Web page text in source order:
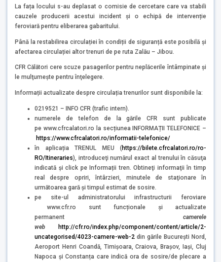
La fața locului s-au deplasat o comisie de cercetare care va stabili
cauzele producerii acestui incident și o echipă de intervenție
feroviară pentru eliberarea gabaritului.
Până la restabilirea circulației în condiții de siguranță este posibilă și
afectarea circulației altor trenuri de pe ruta Zalău – Jibou.
CFR Călători cere scuze pasagerilor pentru neplăcerile întâmpinate şi
le mulţumește pentru înţelegere.
Informații actualizate despre circulația trenurilor sunt disponibile la:
0219521 – INFO CFR (trafic intern).
numerele de telefon de la gările CFR sunt publicate
pe www.cfrcalatori.ro la secțiunea INFORMAȚII TELEFONICE –
https://www.cfrcalatori.ro/informatii-telefonice/
în aplicația TRENUL MEU (https://bilete.cfrcalatori.ro/ro-
RO/Itineraries), introduceţi numărul exact al trenului în căsuţa
indicată şi click pe Informații tren. Obtineţi informaţii în timp
real despre opriri, întârzieri, minutele de staţionare în
următoarea gară şi timpul estimat de sosire.
pe site-ul administratorului infrastructurii feroviare
www.cfr.ro sunt funcționale și actualizate
permanent camerele
web
http://cfr.ro/index.php/component/content/article/2-
uncategorised/4023-camere-web-2 din gările București Nord,
Aeroport Henri Coandă, Timișoara, Craiova, Brașov, Iași, Cluj
Napoca și Constanța care indică ora de sosire/de plecare a